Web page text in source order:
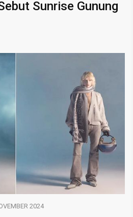
Sunrise Gunung
2024